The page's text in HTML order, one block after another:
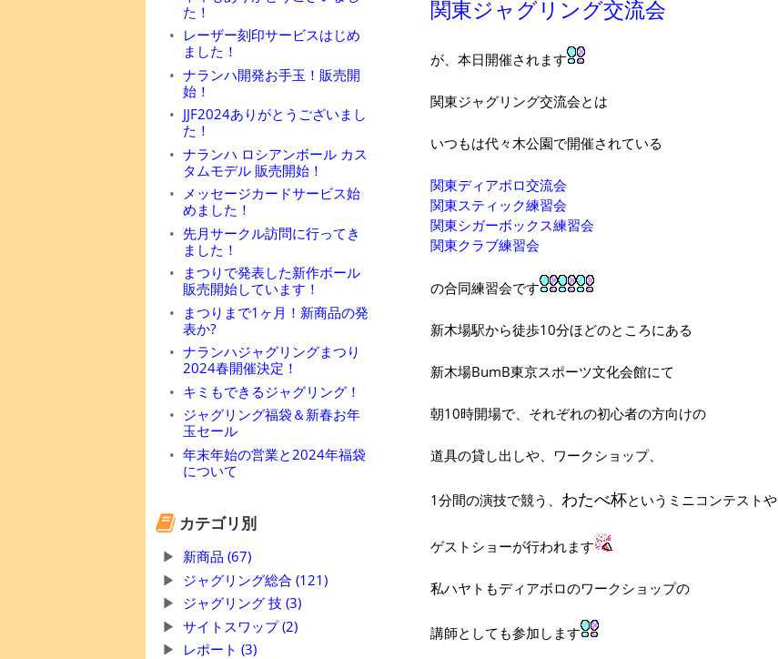
た！
レーザー刻印サービスはじめ
ました！
ナランハ開発お手玉！販売開
始！
JJF2024ありがとうございまし
た！
ナランハ ロシアンボール カス
タムモデル 販売開始！
メッセージカードサービス始
めました！
先月サークル訪問に行ってき
ました！
まつりで発表した新作ボール
販売開始しています！
まつりまで1ヶ月！新商品の発
表か?
ナランハジャグリングまつり
2024春開催決定！
キミもできるジャグリング！
ジャグリング福袋＆新春お年
玉セール
年末年始の営業と2024年福袋
について
カテゴリ別
新商品 (67)
ジャグリング総合 (121)
ジャグリング 技 (3)
サイトスワップ (2)
レポート (3)
関東ジャグリング交流会
が、本日開催されます
関東ジャグリング交流会とは
いつもは代々木公園で開催されている
関東ディアボロ交流会
関東スティック練習会
関東シガーボックス練習会
関東クラブ練習会
の合同練習会です
新木場駅から徒歩10分ほどのところにある
新木場BumB東京スポーツ文化会館にて
朝10時開場で、それぞれの初心者の方向けの
道具の貸し出しや、ワークショップ、
1分間の演技で競う、 わたべ杯というミニコンテストや
ゲストショーが行われます
私ハヤトもディアボロのワークショップの
講師としても参加します